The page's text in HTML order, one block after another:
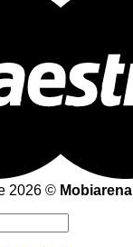
2026 © Mobiarena